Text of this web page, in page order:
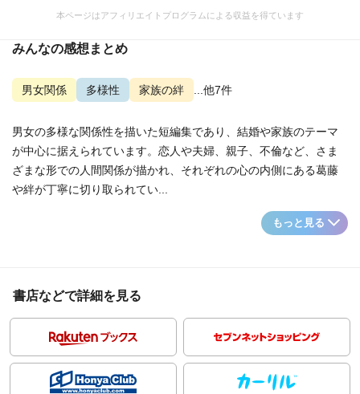
本ページはアフィリエイトプログラムによる収益を得ています
みんなの感想まとめ
男女関係 多様性 家族の絆 ...他7件
男女の多様な関係性を描いた短編集であり、結婚や家族のテーマ
が中心に据えられています。恋人や夫婦、親子、不倫など、さま
ざまな形での人間関係が描かれ、それぞれの心の内側にある葛藤
や絆が丁寧に切り取られてい...
もっと見る
書店などで詳細を見る